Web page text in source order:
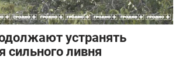
устранять
сильного ливня